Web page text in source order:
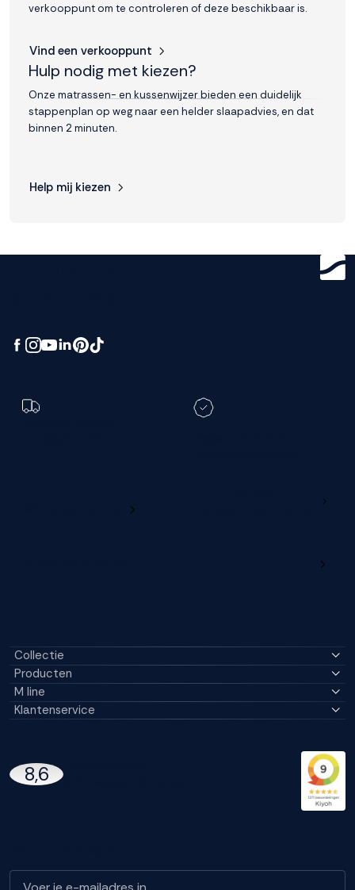
verkooppunt om te controleren of deze beschikbaar is.
Vind een verkooppunt
Hulp nodig met kiezen?
Onze matrassen- en kussenwijzer bieden een duidelijk
stappenplan op weg naar een helder slaapadvies, en dat
binnen 2 minuten.
Help mij kiezen
Collectie
Producten
M line
Klantenservice
8,6